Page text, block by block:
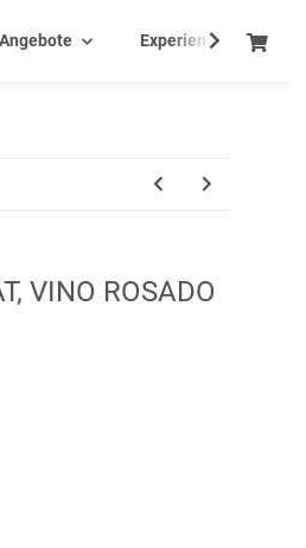
Angebote Experience - Events
VINO ROSADO